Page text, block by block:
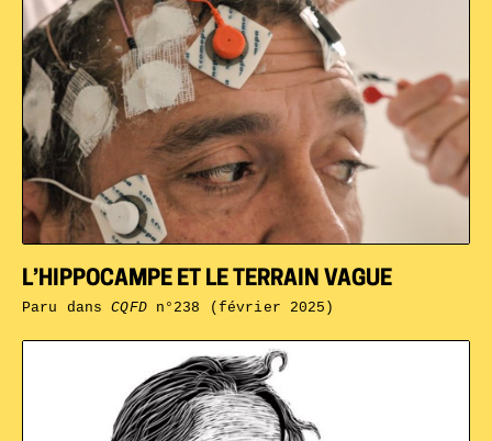
L’HIPPOCAMPE ET LE TERRAIN VAGUE
Paru dansCQFDn°238 (février 2025)